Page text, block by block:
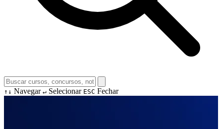
↑↓ Navegar ↵ Selecionar ESC Fechar